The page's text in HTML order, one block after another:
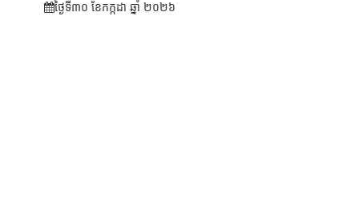
ថ្ងៃទី៣០ ខែ​កក្កដា ឆ្នាំ ២០២៦